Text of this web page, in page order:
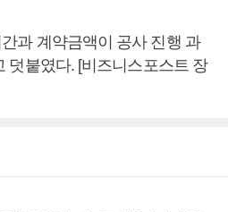
과 계약금액이 공사 진행 과
덧붙였다. [비즈니스포스트 장